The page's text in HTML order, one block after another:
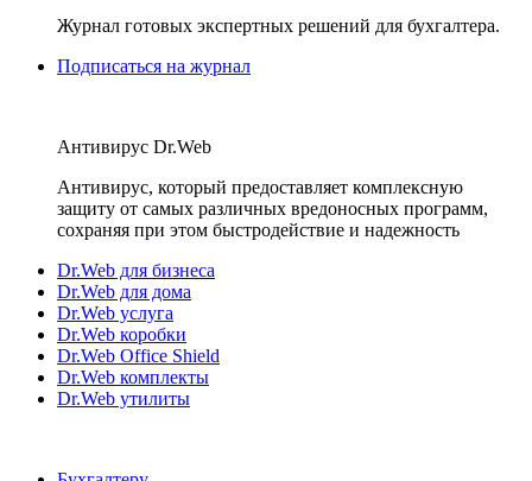
Журнал готовых экспертных решений для бухгалтера.
Подписаться на журнал
Антивирус Dr.Web
Антивирус, который предоставляет комплексную
защиту от самых различных вредоносных программ,
сохраняя при этом быстродействие и надежность
Dr.Web для бизнеса
Dr.Web для дома
Dr.Web услуга
Dr.Web коробки
Dr.Web Office Shield
Dr.Web комплекты
Dr.Web утилиты